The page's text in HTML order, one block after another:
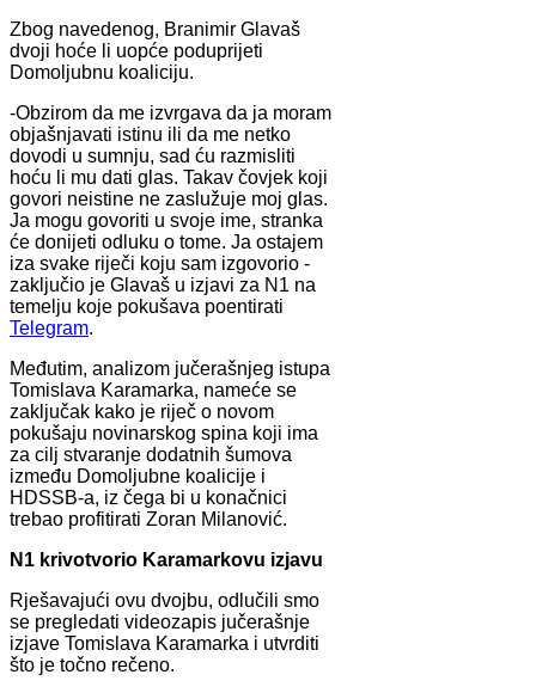
Zbog navedenog, Branimir Glavaš
dvoji hoće li uopće poduprijeti
Domoljubnu koaliciju.
-Obzirom da me izvrgava da ja moram
objašnjavati istinu ili da me netko
dovodi u sumnju, sad ću razmisliti
hoću li mu dati glas. Takav čovjek koji
govori neistine ne zaslužuje moj glas.
Ja mogu govoriti u svoje ime, stranka
će donijeti odluku o tome. Ja ostajem
iza svake riječi koju sam izgovorio -
zaključio je Glavaš u izjavi za N1 na
temelju koje pokušava poentirati
Telegram.
Međutim, analizom jučerašnjeg istupa
Tomislava Karamarka, nameće se
zaključak kako je riječ o novom
pokušaju novinarskog spina koji ima
za cilj stvaranje dodatnih šumova
između Domoljubne koalicije i
HDSSB-a, iz čega bi u konačnici
trebao profitirati Zoran Milanović.
N1 krivotvorio Karamarkovu izjavu
Rješavajući ovu dvojbu, odlučili smo
se pregledati videozapis jučerašnje
izjave Tomislava Karamarka i utvrditi
što je točno rečeno.